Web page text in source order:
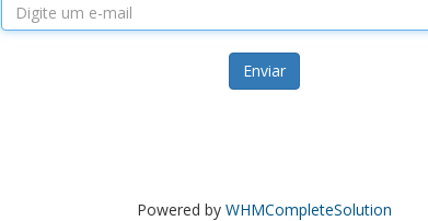
Enviar
Powered by WHMCompleteSolution